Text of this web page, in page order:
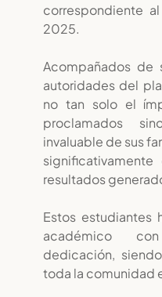
correspondiente
2025.
Acompañados de
autoridades del
no tan solo el
proclamados
invaluable de sus
resultados
Estos estudiantes
académico
dedicación,
toda la comunidad